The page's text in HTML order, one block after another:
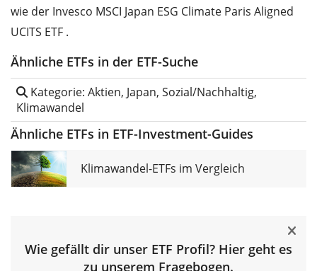
wie der Invesco MSCI Japan ESG Climate Paris Aligned
UCITS ETF .
Ähnliche ETFs in der ETF-Suche
Kategorie: Aktien, Japan, Sozial/Nachhaltig,
Klimawandel
Ähnliche ETFs in ETF-Investment-Guides
Klimawandel-ETFs im Vergleich
Wie gefällt dir unser ETF Profil? Hier geht es
zu unserem Fragebogen.